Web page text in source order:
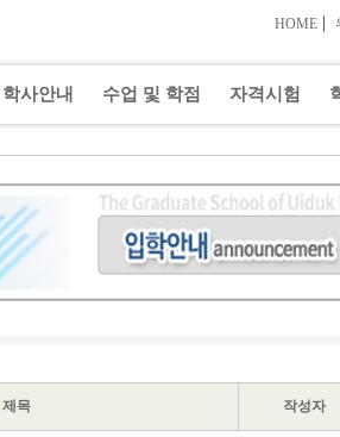
HOME |
학사안내 수업 및 학점 자격시험
제목 작성자